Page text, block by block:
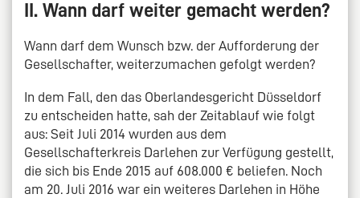
II. Wann darf weiter gemacht werden?
Wann darf dem Wunsch bzw. der Aufforderung der
Gesellschafter, weiterzumachen gefolgt werden?
In dem Fall, den das Oberlandesgericht Düsseldorf
zu entscheiden hatte, sah der Zeitablauf wie folgt
aus: Seit Juli 2014 wurden aus dem
Gesellschafterkreis Darlehen zur Verfügung gestellt,
die sich bis Ende 2015 auf 608.000 € beliefen. Noch
am 20. Juli 2016 war ein weiteres Darlehen in Höhe